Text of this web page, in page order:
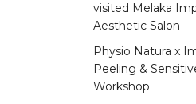
visited Melaka
Aesthetic Salon
Physio Natura x
Peeling &
Workshop